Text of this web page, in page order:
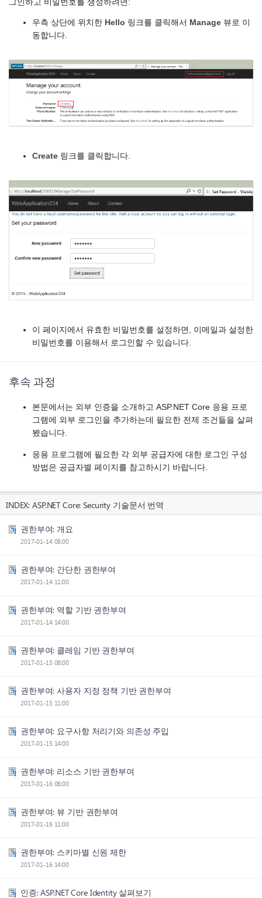
그인하고 비밀번호를 생성하려면:
우측 상단에 위치한 Hello 링크를 클릭해서 Manage 뷰로 이
동합니다.
Create 링크를 클릭합니다.
이 페이지에서 유효한 비밀번호를 설정하면, 이메일과 설정한
비밀번호를 이용해서 로그인할 수 있습니다.
후속 과정
본문에서는 외부 인증을 소개하고 ASP.NET Core 응용 프로
그램에 외부 로그인을 추가하는데 필요한 전제 조건들을 살펴
봤습니다.
응용 프로그램에 필요한 각 외부 공급자에 대한 로그인 구성
방법은 공급자별 페이지를 참고하시기 바랍니다.
INDEX:ASP.NET Core: Security 기술문서 번역
권한부여: 개요
2017-01-14 08:00
권한부여: 간단한 권한부여
2017-01-14 11:00
권한부여: 역할 기반 권한부여
2017-01-14 14:00
권한부여: 클레임 기반 권한부여
2017-01-15 08:00
권한부여: 사용자 지정 정책 기반 권한부여
2017-01-15 11:00
권한부여: 요구사항 처리기와 의존성 주입
2017-01-15 14:00
권한부여: 리소스 기반 권한부여
2017-01-16 08:00
권한부여: 뷰 기반 권한부여
2017-01-16 11:00
권한부여: 스키마별 신원 제한
2017-01-16 14:00
인증: ASP.NET Core Identity 살펴보기